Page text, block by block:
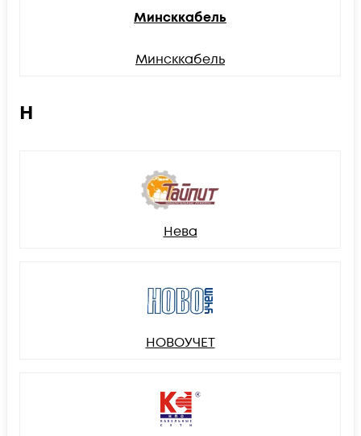
Минсккабель
Минсккабель
Н
Нева
НОВОУЧЕТ